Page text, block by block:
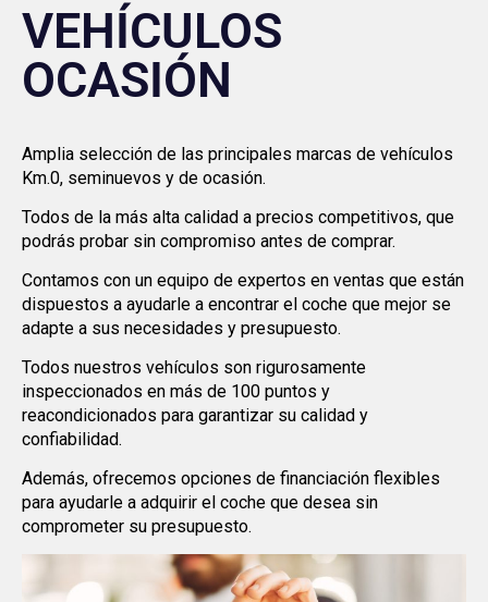
VEHÍCULOS
OCASIÓN
Amplia selección de las principales marcas de vehículos
Km.0, seminuevos y de ocasión.
Todos de la más alta calidad a precios competitivos, que
podrás probar sin compromiso antes de comprar.
Contamos con un equipo de expertos en ventas que están
dispuestos a ayudarle a encontrar el coche que mejor se
adapte a sus necesidades y presupuesto.
Todos nuestros vehículos son rigurosamente
inspeccionados en más de 100 puntos y
reacondicionados para garantizar su calidad y
confiabilidad.
Además, ofrecemos opciones de financiación flexibles
para ayudarle a adquirir el coche que desea sin
comprometer su presupuesto.